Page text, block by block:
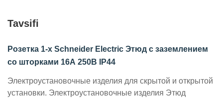
Tavsifi
Розетка 1-х Schneider Electric Этюд с заземлением
со шторками 16А 250В IP44
Электроустановочные изделия для скрытой и открытой
установки. Электроустановочные изделия Этюд